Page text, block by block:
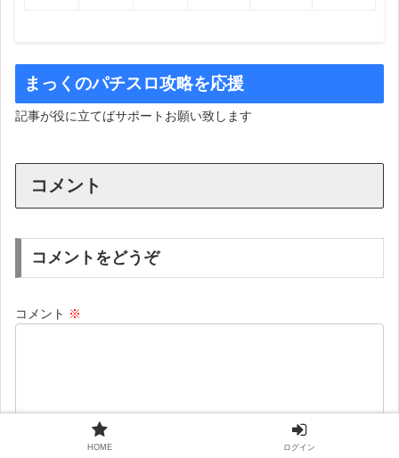
まっくのパチスロ攻略を応援
記事が役に立てばサポートお願い致します
コメント
コメントをどうぞ
コメント ※
HOME ログイン